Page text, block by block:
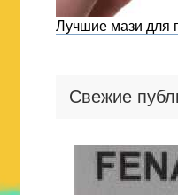
Лучшие мази для
Свежие